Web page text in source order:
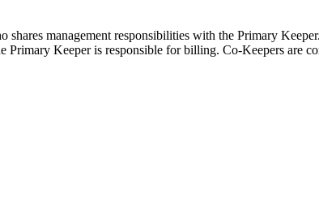
management responsibilities with the Primary
Primary Keeper is responsible for billing. Co-Keepers are